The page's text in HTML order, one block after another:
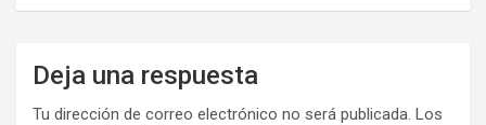
Deja una respuesta
Tu dirección de correo electrónico no será publicada. Los